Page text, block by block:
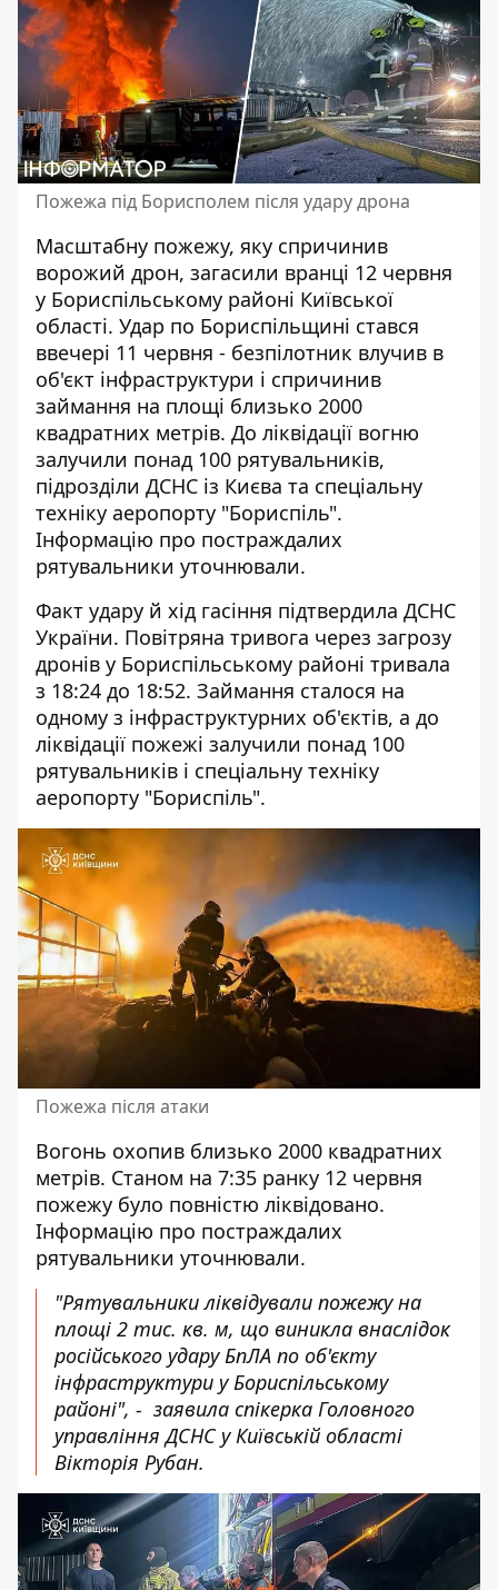
Пожежа під Борисполем після удару дрона
Масштабну пожежу, яку спричинив
ворожий дрон, загасили вранці 12 червня
у Бориспільському районі Київської
області. Удар по Бориспільщині стався
ввечері 11 червня - безпілотник влучив в
об'єкт інфраструктури і спричинив
займання на площі близько 2000
квадратних метрів. До ліквідації вогню
залучили понад 100 рятувальників,
підрозділи ДСНС із Києва та спеціальну
техніку аеропорту "Бориспіль".
Інформацію про постраждалих
рятувальники уточнювали.
Факт удару й хід гасіння підтвердила ДСНС
України. Повітряна тривога через загрозу
дронів у Бориспільському районі тривала
з 18:24 до 18:52. Займання сталося на
одному з інфраструктурних об'єктів, а до
ліквідації пожежі залучили понад 100
рятувальників і спеціальну техніку
аеропорту "Бориспіль".
Пожежа після атаки
Вогонь охопив близько 2000 квадратних
метрів. Станом на 7:35 ранку 12 червня
пожежу було повністю ліквідовано.
Інформацію про постраждалих
рятувальники уточнювали.
"Рятувальники ліквідували пожежу на
площі 2 тис. кв. м, що виникла внаслідок
російського удару БпЛА по об'єкту
інфраструктури у Бориспільському
районі", - заявила спікерка Головного
управління ДСНС у Київській області
Вікторія Рубан.